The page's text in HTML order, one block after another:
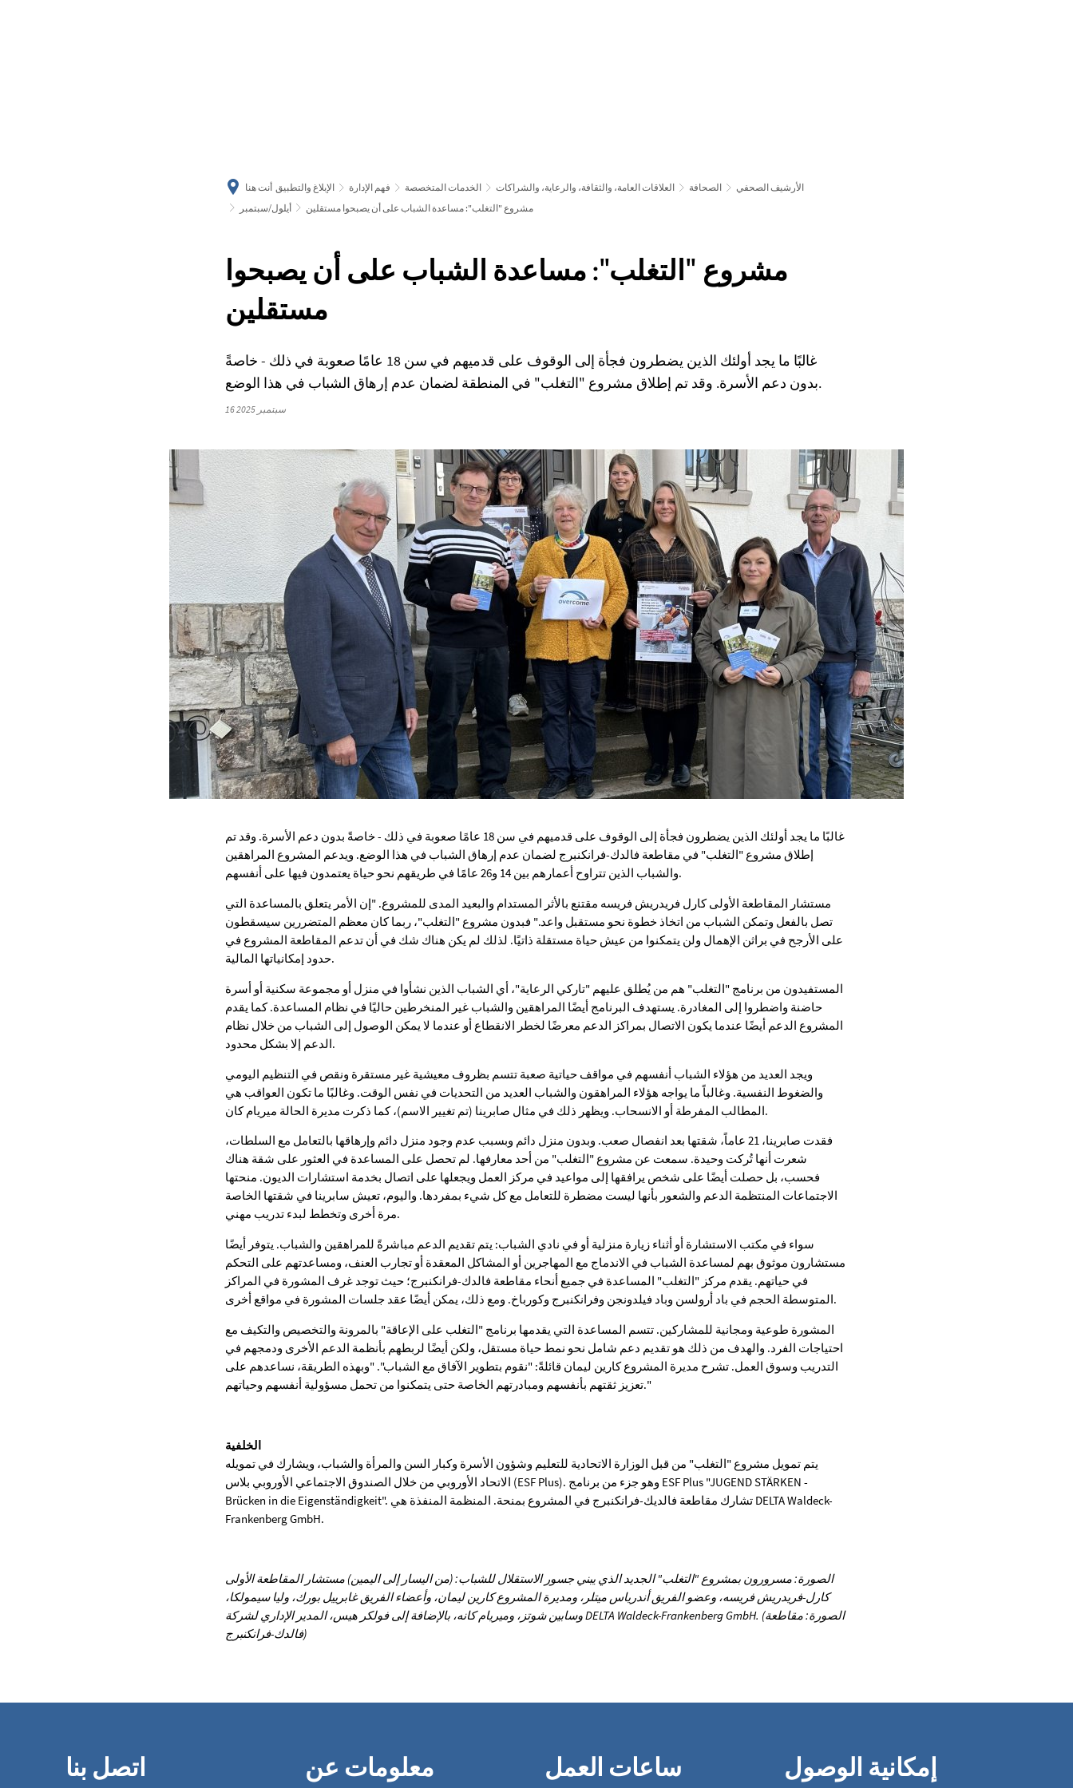
أنت هنا الإبلاغ والتطبيق فهم الإدارة الخدمات المتخصصة العلاقات العامة، والثقافة، والرعاية، والشراكات الصحافة
الأرشيف الصحفي
أيلول/سبتمبر
مشروع "التغلب": مساعدة الشباب على أن يصبحوا مستقلين
مشروع "التغلب": مساعدة الشباب على أن يصبحوا
مستقلين
غالبًا ما يجد أولئك الذين يضطرون فجأة إلى الوقوف على قدميهم في سن 18 عامًا صعوبة في ذلك - خاصةً
بدون دعم الأسرة. وقد تم إطلاق مشروع "التغلب" في المنطقة لضمان عدم إرهاق الشباب في هذا الوضع.
16 سبتمبر 2025
غالبًا ما يجد أولئك الذين يضطرون فجأة إلى الوقوف على قدميهم في سن 18 عامًا صعوبة في ذلك - خاصةً بدون دعم الأسرة. وقد تم
إطلاق مشروع "التغلب" في مقاطعة فالدك-فرانكنبرج لضمان عدم إرهاق الشباب في هذا الوضع. ويدعم المشروع المراهقين
والشباب الذين تتراوح أعمارهم بين 14 و26 عامًا في طريقهم نحو حياة يعتمدون فيها على أنفسهم.
مستشار المقاطعة الأولى كارل فريدريش فريسه مقتنع بالأثر المستدام والبعيد المدى للمشروع. "إن الأمر يتعلق بالمساعدة التي
تصل بالفعل وتمكن الشباب من اتخاذ خطوة نحو مستقبل واعد." فبدون مشروع "التغلب"، ربما كان معظم المتضررين سيسقطون
على الأرجح في براثن الإهمال ولن يتمكنوا من عيش حياة مستقلة ذاتيًا. لذلك لم يكن هناك شك في أن تدعم المقاطعة المشروع في
حدود إمكانياتها المالية.
المستفيدون من برنامج "التغلب" هم من يُطلق عليهم "تاركي الرعاية"، أي الشباب الذين نشأوا في منزل أو مجموعة سكنية أو أسرة
حاضنة واضطروا إلى المغادرة. يستهدف البرنامج أيضًا المراهقين والشباب غير المنخرطين حاليًا في نظام المساعدة. كما يقدم
المشروع الدعم أيضًا عندما يكون الاتصال بمراكز الدعم معرضًا لخطر الانقطاع أو عندما لا يمكن الوصول إلى الشباب من خلال نظام
الدعم إلا بشكل محدود.
ويجد العديد من هؤلاء الشباب أنفسهم في مواقف حياتية صعبة تتسم بظروف معيشية غير مستقرة ونقص في التنظيم اليومي
والضغوط النفسية. وغالباً ما يواجه هؤلاء المراهقون والشباب العديد من التحديات في نفس الوقت. وغالبًا ما تكون العواقب هي
المطالب المفرطة أو الانسحاب. ويظهر ذلك في مثال صابرينا (تم تغيير الاسم)، كما ذكرت مديرة الحالة ميريام كان.
فقدت صابرينا، 21 عاماً، شقتها بعد انفصال صعب. وبدون منزل دائم وبسبب عدم وجود منزل دائم وإرهاقها بالتعامل مع السلطات،
شعرت أنها تُركت وحيدة. سمعت عن مشروع "التغلب" من أحد معارفها. لم تحصل على المساعدة في العثور على شقة هناك
فحسب، بل حصلت أيضًا على شخص يرافقها إلى مواعيد في مركز العمل ويجعلها على اتصال بخدمة استشارات الديون. منحتها
الاجتماعات المنتظمة الدعم والشعور بأنها ليست مضطرة للتعامل مع كل شيء بمفردها. واليوم، تعيش سابرينا في شقتها الخاصة
مرة أخرى وتخطط لبدء تدريب مهني.
سواء في مكتب الاستشارة أو أثناء زيارة منزلية أو في نادي الشباب: يتم تقديم الدعم مباشرةً للمراهقين والشباب. يتوفر أيضًا
مستشارون موثوق بهم لمساعدة الشباب في الاندماج مع المهاجرين أو المشاكل المعقدة أو تجارب العنف، ومساعدتهم على التحكم
في حياتهم. يقدم مركز "التغلب" المساعدة في جميع أنحاء مقاطعة فالدك-فرانكنبرج؛ حيث توجد غرف المشورة في المراكز
المتوسطة الحجم في باد أرولسن وباد فيلدونجن وفرانكنبرج وكورباخ. ومع ذلك، يمكن أيضًا عقد جلسات المشورة في مواقع أخرى.
المشورة طوعية ومجانية للمشاركين. تتسم المساعدة التي يقدمها برنامج "التغلب على الإعاقة" بالمرونة والتخصيص والتكيف مع
احتياجات الفرد. والهدف من ذلك هو تقديم دعم شامل نحو نمط حياة مستقل، ولكن أيضًا لربطهم بأنظمة الدعم الأخرى ودمجهم في
التدريب وسوق العمل. تشرح مديرة المشروع كارين ليمان قائلةً: "نقوم بتطوير الآفاق مع الشباب". "وبهذه الطريقة، نساعدهم على
تعزيز ثقتهم بأنفسهم ومبادرتهم الخاصة حتى يتمكنوا من تحمل مسؤولية أنفسهم وحياتهم."
الخلفية
يتم تمويل مشروع "التغلب" من قبل الوزارة الاتحادية للتعليم وشؤون الأسرة وكبار السن والمرأة والشباب، ويشارك في تمويله
الاتحاد الأوروبي من خلال الصندوق الاجتماعي الأوروبي بلاس (ESF Plus). وهو جزء من برنامج ESF Plus "JUGEND STÄRKEN -
Brücken in die Eigenständigkeit". تشارك مقاطعة فالديك-فرانكنبرج في المشروع بمنحة. المنظمة المنفذة هي DELTA Waldeck-
Frankenberg GmbH.
الصورة: مسرورون بمشروع "التغلب" الجديد الذي يبني جسور الاستقلال للشباب: (من اليسار إلى اليمين) مستشار المقاطعة الأولى
كارل-فريدريش فريسه، وعضو الفريق أندرياس ميتلر، ومديرة المشروع كارين ليمان، وأعضاء الفريق غابرييل بورك، وليا سيمولكا،
وسابين شوتز، وميريام كانه، بالإضافة إلى فولكر هيس، المدير الإداري لشركة DELTA Waldeck-Frankenberg GmbH. (الصورة: مقاطعة
فالدك-فرانكنبرج)
اتصل بنا معلومات عن ساعات العمل إمكانية الوصول